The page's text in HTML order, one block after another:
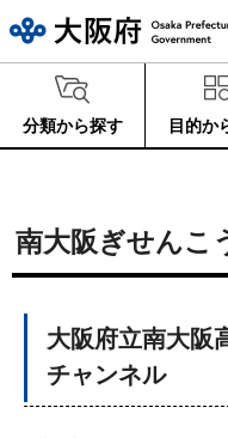
分類から探す 目的か
南大阪ぎせんこ
大阪府立南大阪
チャンネル